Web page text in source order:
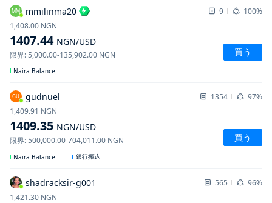
MM mmilinma20 9 100%
1407.44 NGN/USD
1,408.00 NGN
限界:5,000.00-135,902.00 NGN 買う
Naira Balance
GU gudnuel 1354 97%
1409.35 NGN/USD
1,409.91 NGN
限界:500,000.00-704,011.00 NGN 買う
Naira Balance 銀行振込
shadracksir-g001 565 96%
1,421.30 NGN